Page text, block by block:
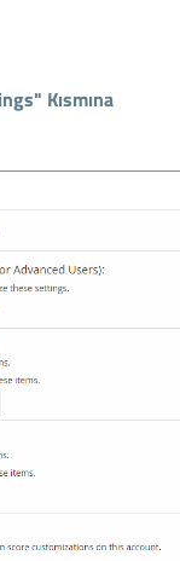
Kısmına